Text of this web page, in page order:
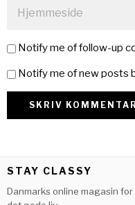
Notify me of follow-up
Notify me of new posts
STAY CLASSY
Danmarks online magasin